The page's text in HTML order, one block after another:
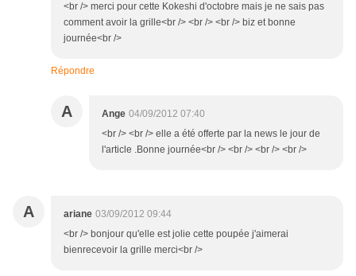
<br /> merci pour cette Kokeshi d'octobre mais je ne sais pas
comment avoir la grille<br /> <br /> <br /> biz et bonne
journée<br />
Répondre
A Ange 04/09/2012 07:40
<br /> <br /> elle a été offerte par la news le jour de
l'article .Bonne journée<br /> <br /> <br /> <br />
A ariane 03/09/2012 09:44
<br /> bonjour qu'elle est jolie cette poupée j'aimerai
bienrecevoir la grille merci<br />